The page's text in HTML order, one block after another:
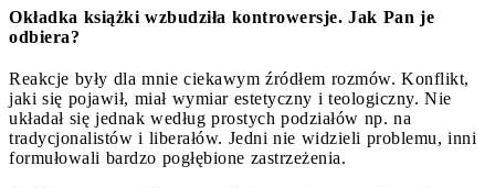
Okładka książki wzbudziła kontrowersje. Jak Pan je
odbiera?
Reakcje były dla mnie ciekawym źródłem rozmów. Konflikt,
jaki się pojawił, miał wymiar estetyczny i teologiczny. Nie
układał się jednak według prostych podziałów np. na
tradycjonalistów i liberałów. Jedni nie widzieli problemu, inni
formułowali bardzo pogłębione zastrzeżenia.